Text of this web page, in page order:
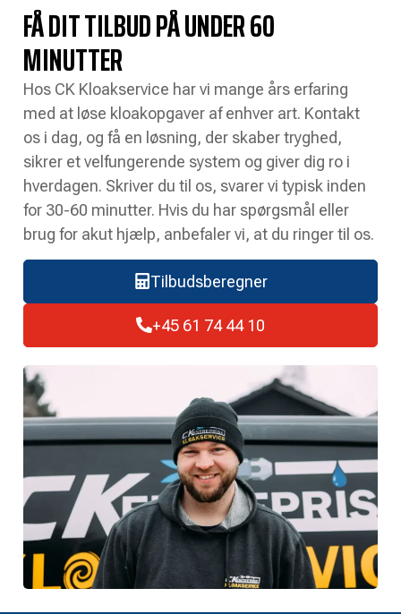
FÅ DIT TILBUD PÅ UNDER 60
MINUTTER
Hos CK Kloakservice har vi mange års erfaring
med at løse kloakopgaver af enhver art. Kontakt
os i dag, og få en løsning, der skaber tryghed,
sikrer et velfungerende system og giver dig ro i
hverdagen. Skriver du til os, svarer vi typisk inden
for 30-60 minutter. Hvis du har spørgsmål eller
brug for akut hjælp, anbefaler vi, at du ringer til os.
Tilbudsberegner
+45 61 74 44 10